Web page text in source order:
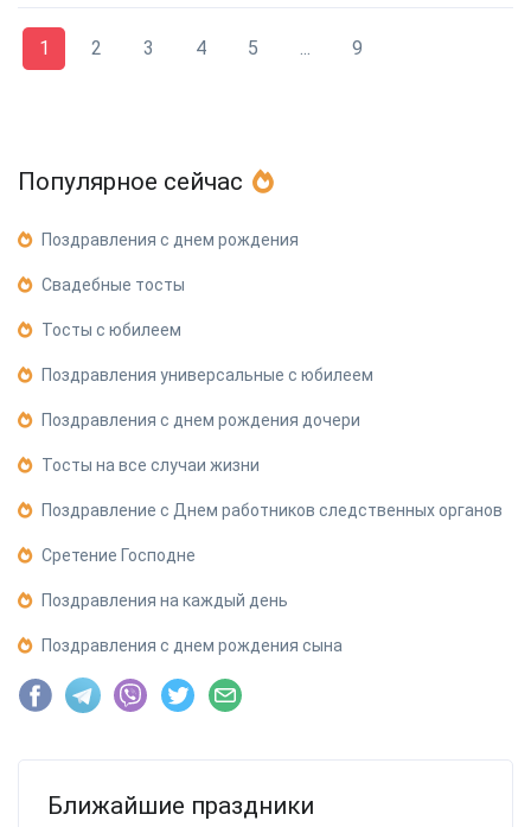
1 2 3 4 5 ... 9
Популярное сейчас
Поздравления с днем рождения
Свадебные тосты
Тосты с юбилеем
Поздравления универсальные с юбилеем
Поздравления с днем рождения дочери
Тосты на все случаи жизни
Поздравление с Днем работников следственных органов
Сретение Господне
Поздравления на каждый день
Поздравления с днем рождения сына
Ближайшие праздники